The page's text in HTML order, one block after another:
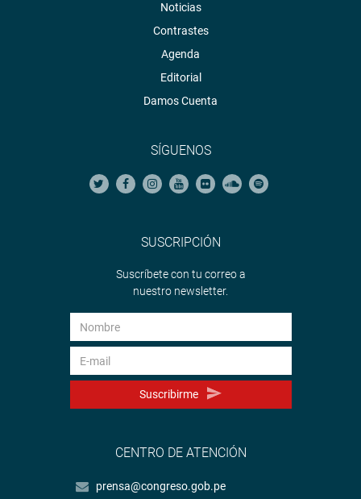
Noticias
Contrastes
Agenda
Editorial
Damos Cuenta
SÍGUENOS
SUSCRIPCIÓN
Suscríbete con tu correo a
nuestro newsletter.
Suscribirme
CENTRO DE ATENCIÓN
prensa@congreso.gob.pe